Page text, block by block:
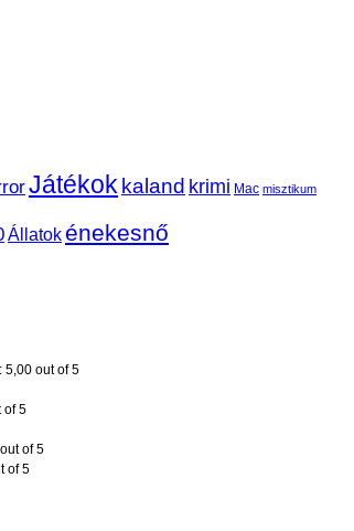
Játékok kaland krimi Mac misztikum
Állatokénekesnő